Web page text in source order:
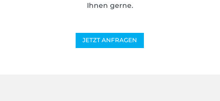
Ihnen gerne.
JETZT ANFRAGEN